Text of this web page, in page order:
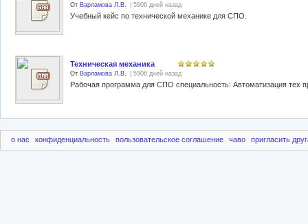
От Варламова Л.В. | 5906 дней назад
Учебный кейс по технической механике для СПО.
Техническая механика
От Варламова Л.В. | 5906 дней назад
Рабочая программа для СПО специальность: Автоматизация тех
о нас конфиденциальность пользовательское соглашение чаво пригласить